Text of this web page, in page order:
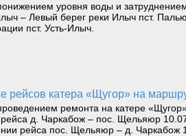
уровня воды и
– Левый берег реки Илыч пст.
пст. Усть-Илыч.
рейсов катера «Щугор» на
ремонта на катере
рейса д. Чаркабож – пос. Щельяюр
рейса пос. Щельяюр – д. Чаркабож